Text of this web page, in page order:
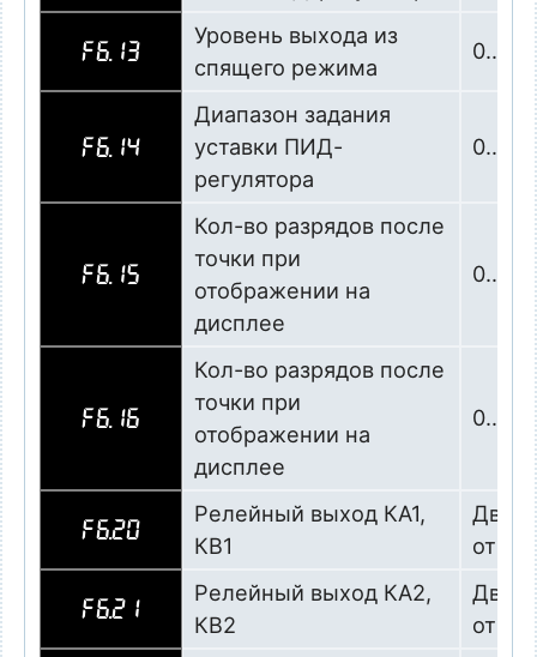
F6.13
Уровень выхода из
спящего режима
F6.14
Диапазон задания
уставки ПИД-
регулятора
F6.15
Кол-во разрядов после
точки при
отображении на
дисплее
0…4,
F6.16
Кол-во разрядов после
точки при
отображении на
дисплее
0…4
F6.20
Релейный выход КА1,
КВ1
от ПЧ
F6.21
Релейный выход КА2,
КВ2
от ПЧ